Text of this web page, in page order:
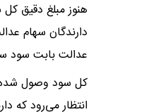
عدالت بابت سود سال ۱۴۰۱